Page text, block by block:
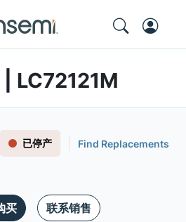
LC72121M
已停产 Find Replacements
买 联系销售